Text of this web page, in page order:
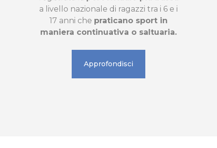
a livello nazionale di ragazzi tra i 6 e i
17 anni che praticano sport in
maniera continuativa o saltuaria.
Approfondisci